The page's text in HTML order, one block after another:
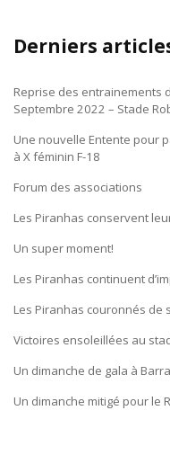
Derniers
Reprise des entrainements
Septembre 2022 – Stade
Une nouvelle Entente pour
à X féminin F-18
Forum des associations
Les Piranhas conservent
Un super moment!
Les Piranhas continuent
Les Piranhas couronnés de
Victoires ensoleillées au
Un dimanche de gala à
Un dimanche mitigé pour le